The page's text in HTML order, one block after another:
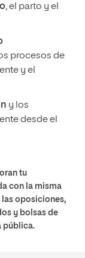
, el parto y el
procesos de
y el
y los
desde el
tu
con la misma
las oposiciones,
y bolsas de
pública.